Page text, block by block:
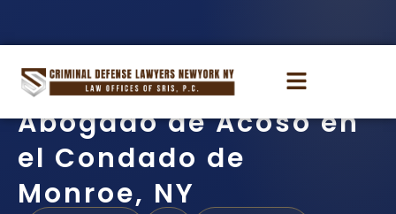
Abogado de Acoso en
el Condado de
Monroe, NY